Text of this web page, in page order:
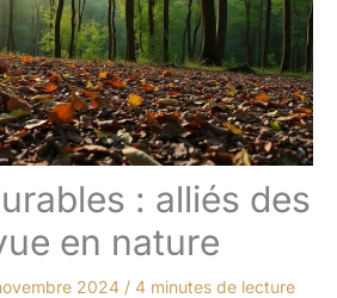
: alliés des
en nature
2024 / 4 minutes de lecture